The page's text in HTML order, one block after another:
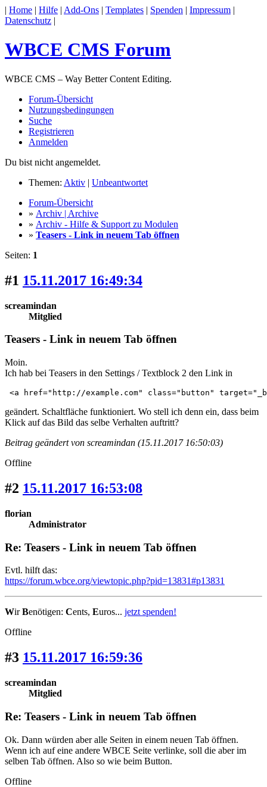
| Home | Hilfe | Add-Ons | Templates | Spenden | Impressum |
Datenschutz |
WBCE CMS Forum
WBCE CMS – Way Better Content Editing.
Forum-Übersicht
Nutzungsbedingungen
Suche
Registrieren
Anmelden
Du bist nicht angemeldet.
Themen: Aktiv | Unbeantwortet
Forum-Übersicht
» Archiv | Archive
» Archiv - Hilfe & Support zu Modulen
» Teasers - Link in neuem Tab öffnen
Seiten: 1
#1 15.11.2017 16:49:34
screamindan
Mitglied
Teasers - Link in neuem Tab öffnen
Moin.
Ich hab bei Teasers in den Settings / Textblock 2 den Link in
<a href="http://example.com" class="button"
geändert. Schaltfläche funktioniert. Wo stell ich denn ein, dass beim
Klick auf das Bild das selbe Verhalten auftritt?
Beitrag geändert von screamindan (15.11.2017 16:50:03)
Offline
#2 15.11.2017 16:53:08
florian
Administrator
Re: Teasers - Link in neuem Tab öffnen
Evtl. hilft das:
https://forum.wbce.org/viewtopic.php?pid=13831#p13831
WirBenötigen: Cents, Euros... jetzt spenden!
Offline
#3 15.11.2017 16:59:36
screamindan
Mitglied
Re: Teasers - Link in neuem Tab öffnen
Ok. Dann würden aber alle Seiten in einem neuen Tab öffnen.
Wenn ich auf eine andere WBCE Seite verlinke, soll die aber im
selben Tab öffnen. Also so wie beim Button.
Offline